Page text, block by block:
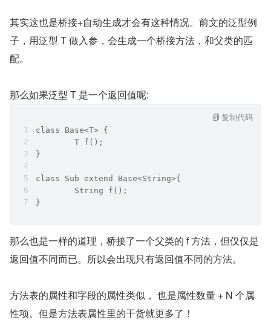
其实这也是桥接+自动生成才会有这种情况。前文的泛型例
子，用泛型 T 做入参，会生成一个桥接方法，和父类的匹
配。
那么如果泛型 T 是一个返回值呢:
class Base<T> {
	T f();
}
class Sub extend Base<String>{
	String f();
}
复制代码
那么也是一样的道理，桥接了一个父类的 f 方法，但仅仅是
返回值不同而已。所以会出现只有返回值不同的方法。
方法表的属性和字段的属性类似， 也是属性数量 + N 个属
性项。但是方法表属性里的干货就更多了！